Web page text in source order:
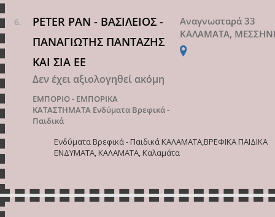
PETER PAN - ΒΑΣΙΛΕΙΟΣ -
ΠΑΝΑΓΙΩΤΗΣ ΠΑΝΤΑΖΗΣ
ΚΑΙ ΣΙΑ ΕΕ
Δεν έχει αξιολογηθεί ακόμη
ΕΜΠΟΡΙΟ - ΕΜΠΟΡΙΚΑ
ΚΑΤΑΣΤΗΜΑΤΑ Ενδύματα Βρεφικά -
Παιδικά
Αναγνωσταρά 33
ΚΑΛΑΜΑΤΑ,
Ενδύματα Βρεφικά - Παιδικά ΚΑΛΑΜΑΤΑ,BΡΕΦΙΚΑ ΠΑΙΔΙΚΑ
ΕΝΔΥΜΑΤΑ, ΚΑΛΑΜΑΤΑ, Καλαμάτα